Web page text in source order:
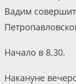
Вадим
Начало в 8.30.
Накануне